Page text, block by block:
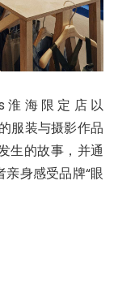
淮海限定店以
服装与摄影作品
生的故事，并通
身感受品牌“眼